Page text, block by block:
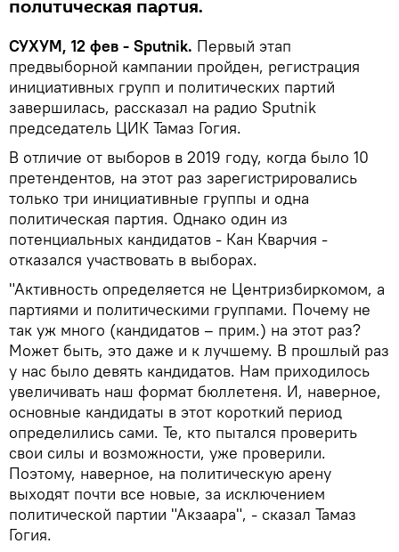
политическая партия.
СУХУМ, 12 фев - Sputnik. Первый этап
предвыборной кампании пройден, регистрация
инициативных групп и политических партий
завершилась, рассказал на радио Sputnik
председатель ЦИК Тамаз Гогия.
В отличие от выборов в 2019 году, когда было 10
претендентов, на этот раз зарегистрировались
только три инициативные группы и одна
политическая партия. Однако один из
потенциальных кандидатов - Кан Кварчия -
отказался участвовать в выборах.
"Активность определяется не Центризбиркомом, а
партиями и политическими группами. Почему не
так уж много (кандидатов – прим.) на этот раз?
Может быть, это даже и к лучшему. В прошлый раз
у нас было девять кандидатов. Нам приходилось
увеличивать наш формат бюллетеня. И, наверное,
основные кандидаты в этот короткий период
определились сами. Те, кто пытался проверить
свои силы и возможности, уже проверили.
Поэтому, наверное, на политическую арену
выходят почти все новые, за исключением
политической партии "Акзаара", - сказал Тамаз
Гогия.